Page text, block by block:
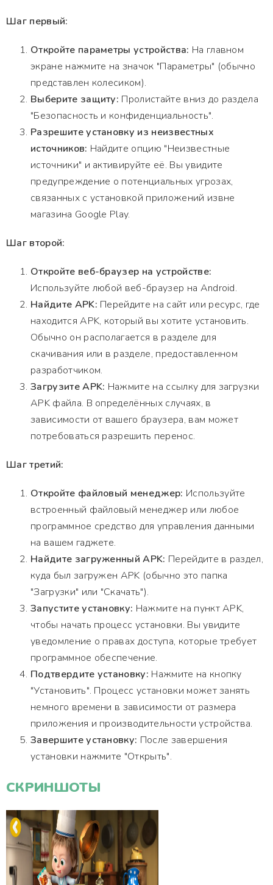
Шаг первый:
Откройте параметры устройства: На главном
экране нажмите на значок "Параметры" (обычно
представлен колесиком).
Выберите защиту: Пролистайте вниз до раздела
"Безопасность и конфиденциальность".
Разрешите установку из неизвестных
источников: Найдите опцию "Неизвестные
источники" и активируйте её. Вы увидите
предупреждение о потенциальных угрозах,
связанных с установкой приложений извне
магазина Google Play.
Шаг второй:
Откройте веб-браузер на устройстве:
Используйте любой веб-браузер на Android.
Найдите APK: Перейдите на сайт или ресурс, где
находится APK, который вы хотите установить.
Обычно он располагается в разделе для
скачивания или в разделе, предоставленном
разработчиком.
Загрузите APK: Нажмите на ссылку для загрузки
APK файла. В определённых случаях, в
зависимости от вашего браузера, вам может
потребоваться разрешить перенос.
Шаг третий:
Откройте файловый менеджер: Используйте
встроенный файловый менеджер или любое
программное средство для управления данными
на вашем гаджете.
Найдите загруженный APK: Перейдите в раздел,
куда был загружен APK (обычно это папка
"Загрузки" или "Скачать").
Запустите установку: Нажмите на пункт APK,
чтобы начать процесс установки. Вы увидите
уведомление о правах доступа, которые требует
программное обеспечение.
Подтвердите установку: Нажмите на кнопку
"Установить". Процесс установки может занять
немного времени в зависимости от размера
приложения и производительности устройства.
Завершите установку: После завершения
установки нажмите "Открыть".
СКРИНШОТЫ